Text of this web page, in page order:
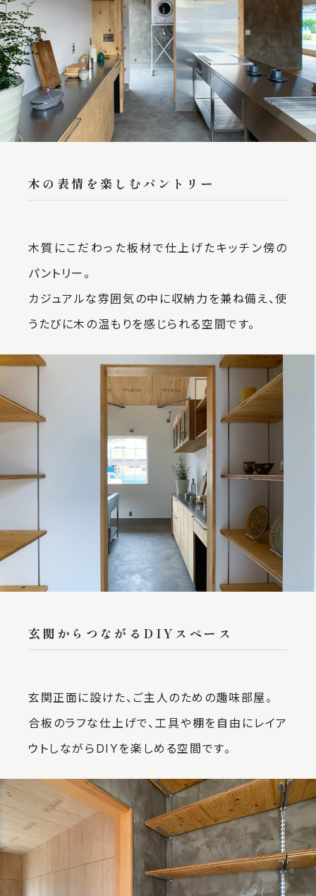
木の表情を楽しむパントリー
木質にこだわった板材で仕上げたキッチン傍の
パントリー。
カジュアルな雰囲気の中に収納力を兼ね備え、使
うたびに木の温もりを感じられる空間です。
玄関からつながるDIYスペース
玄関正面に設けた、ご主人のための趣味部屋。
合板のラフな仕上げで、工具や棚を自由にレイア
ウトしながらDIYを楽しめる空間です。